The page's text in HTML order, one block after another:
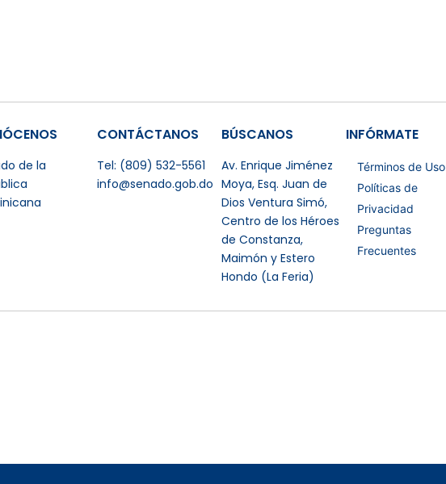
de la
CONTÁCTANOS
Tel: (809) 532-5561
info@senado.gob.do
BÚSCANOS
Av. Enrique Jiménez
Moya, Esq. Juan de
Dios Ventura Simó,
Centro de los Héroes
de Constanza,
Maimón y Estero
Hondo (La Feria)
INFÓRMATE
Términos de Uso
Políticas de
Privacidad
Preguntas
Frecuentes